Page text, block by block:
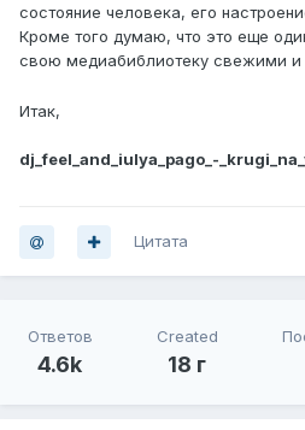
состояние человека, его
Кроме того думаю, что это еще
свою медиабиблиотеку свежими и
Итак,
dj_feel_and_iulya_pago_-
Цитата
Ответов
4.6k
Created
18 г